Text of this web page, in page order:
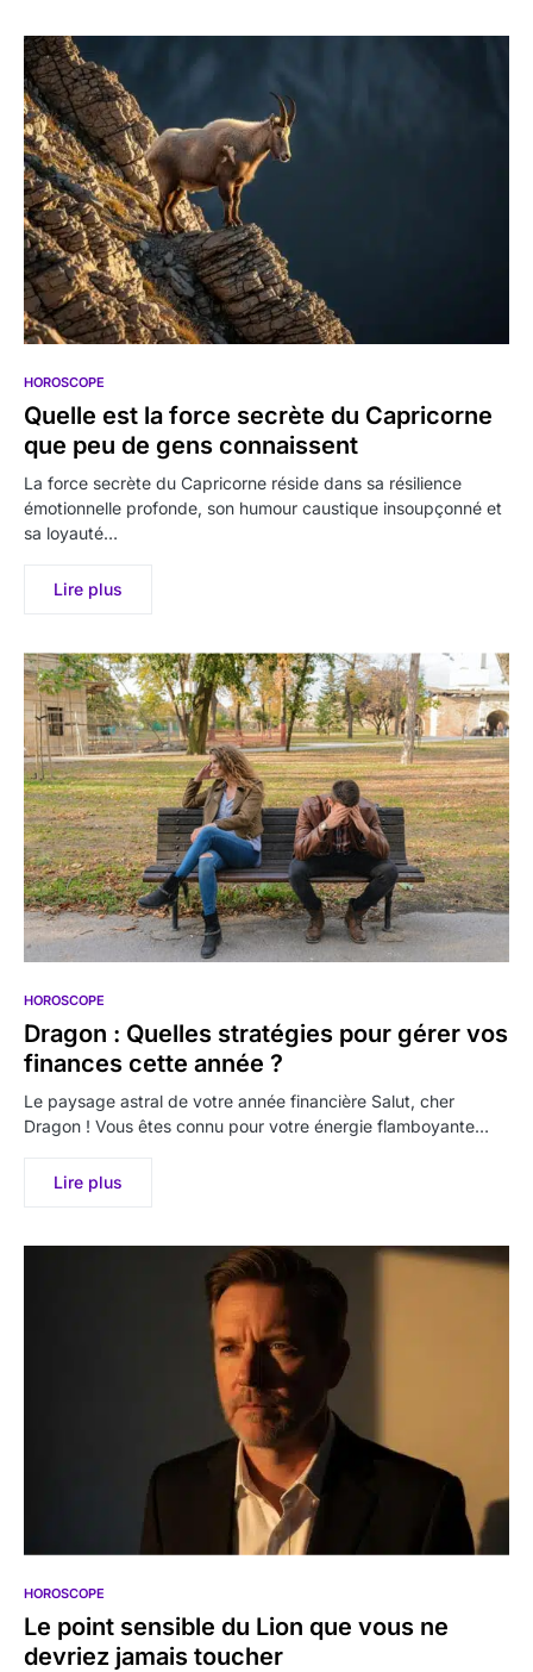
HOROSCOPE
Quelle est la force secrète du Capricorne
que peu de gens connaissent
La force secrète du Capricorne réside dans sa résilience
émotionnelle profonde, son humour caustique insoupçonné et
sa loyauté…
Lire plus
HOROSCOPE
Dragon : Quelles stratégies pour gérer vos
finances cette année ?
Le paysage astral de votre année financière Salut, cher
Dragon ! Vous êtes connu pour votre énergie flamboyante…
Lire plus
HOROSCOPE
Le point sensible du Lion que vous ne
devriez jamais toucher